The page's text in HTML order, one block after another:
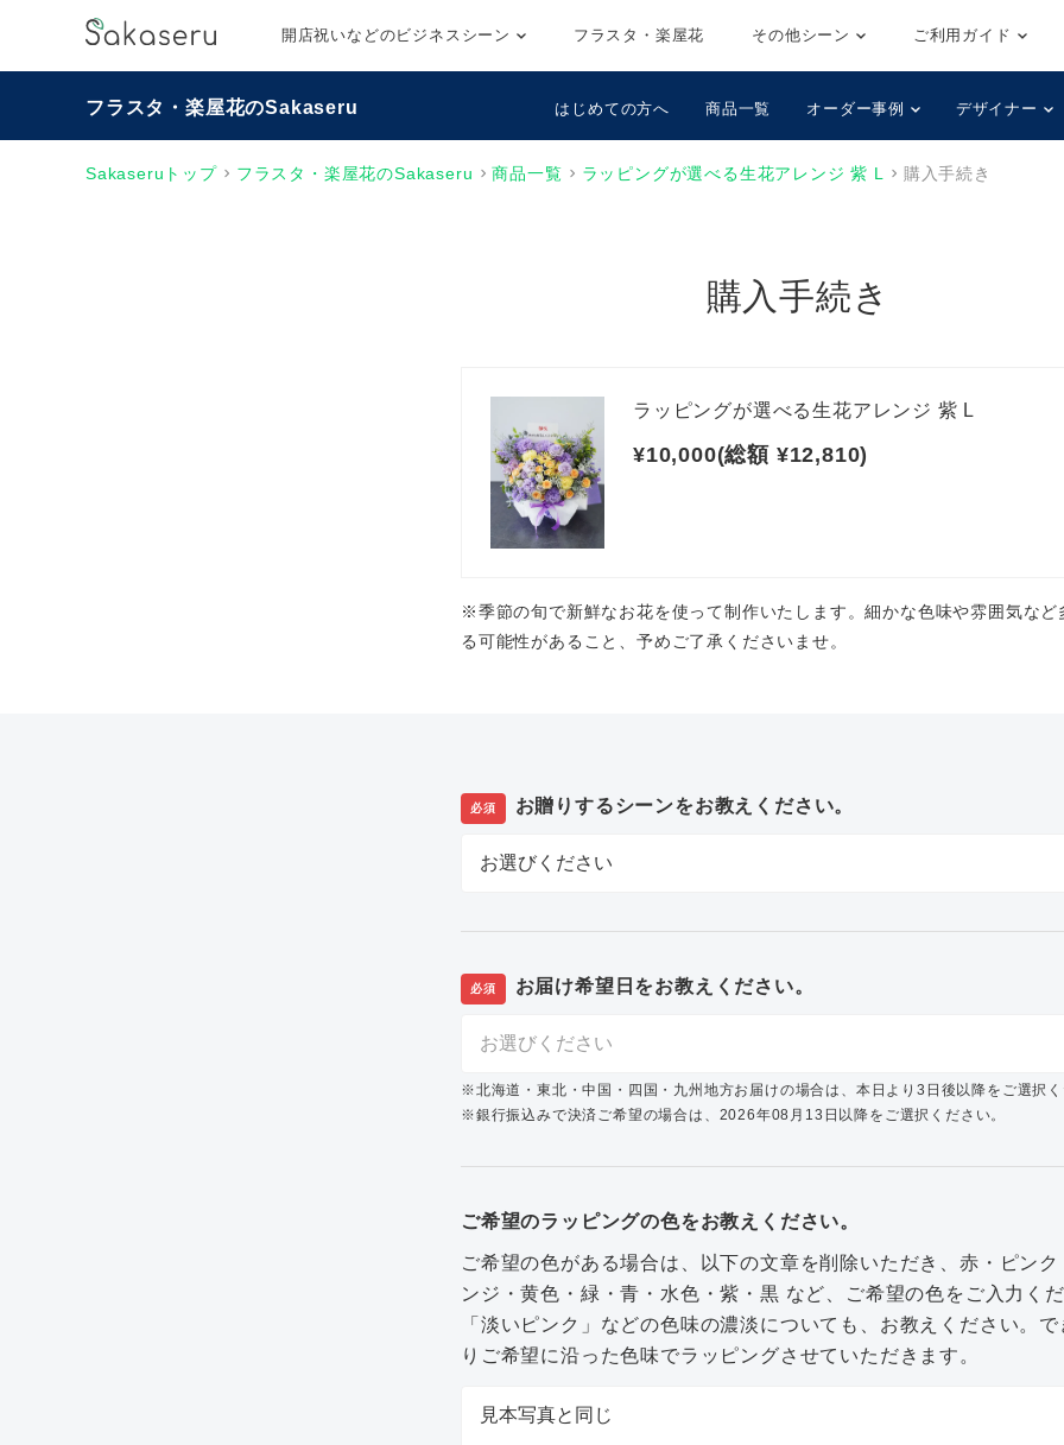
開店祝いなどのビジネスシーン フラスタ・楽屋花 その他シーン ご利用ガイド
フラスタ・楽屋花のSakaseru はじめての方へ 商品一覧 オーダー事例 デザイナー
Sakaseruトップ フラスタ・楽屋花のSakaseru 商品一覧 ラッピングが選べる生花アレンジ 紫 L 購入手続き
購入手続き
ラッピングが選べる生花アレンジ 紫 L
¥10,000(総額 ¥12,810)
※季節の旬で新鮮なお花を使って制作いたします。細かな色味や雰囲気など
る可能性があること、予めご了承くださいませ。
必須 お贈りするシーンをお教えください。
必須 お届け希望日をお教えください。
※北海道・東北・中国・四国・九州地方お届けの場合は、本日より3日後以降をご選択
※銀行振込みで決済ご希望の場合は、2026年08月13日以降をご選択ください。
ご希望のラッピングの色をお教えください。
ご希望の色がある場合は、以下の文章を削除いただき、赤・ピンク
ンジ・黄色・緑・青・水色・紫・黒 など、ご希望の色をご入力く
「淡いピンク」などの色味の濃淡についても、お教えください。
りご希望に沿った色味でラッピングさせていただきます。